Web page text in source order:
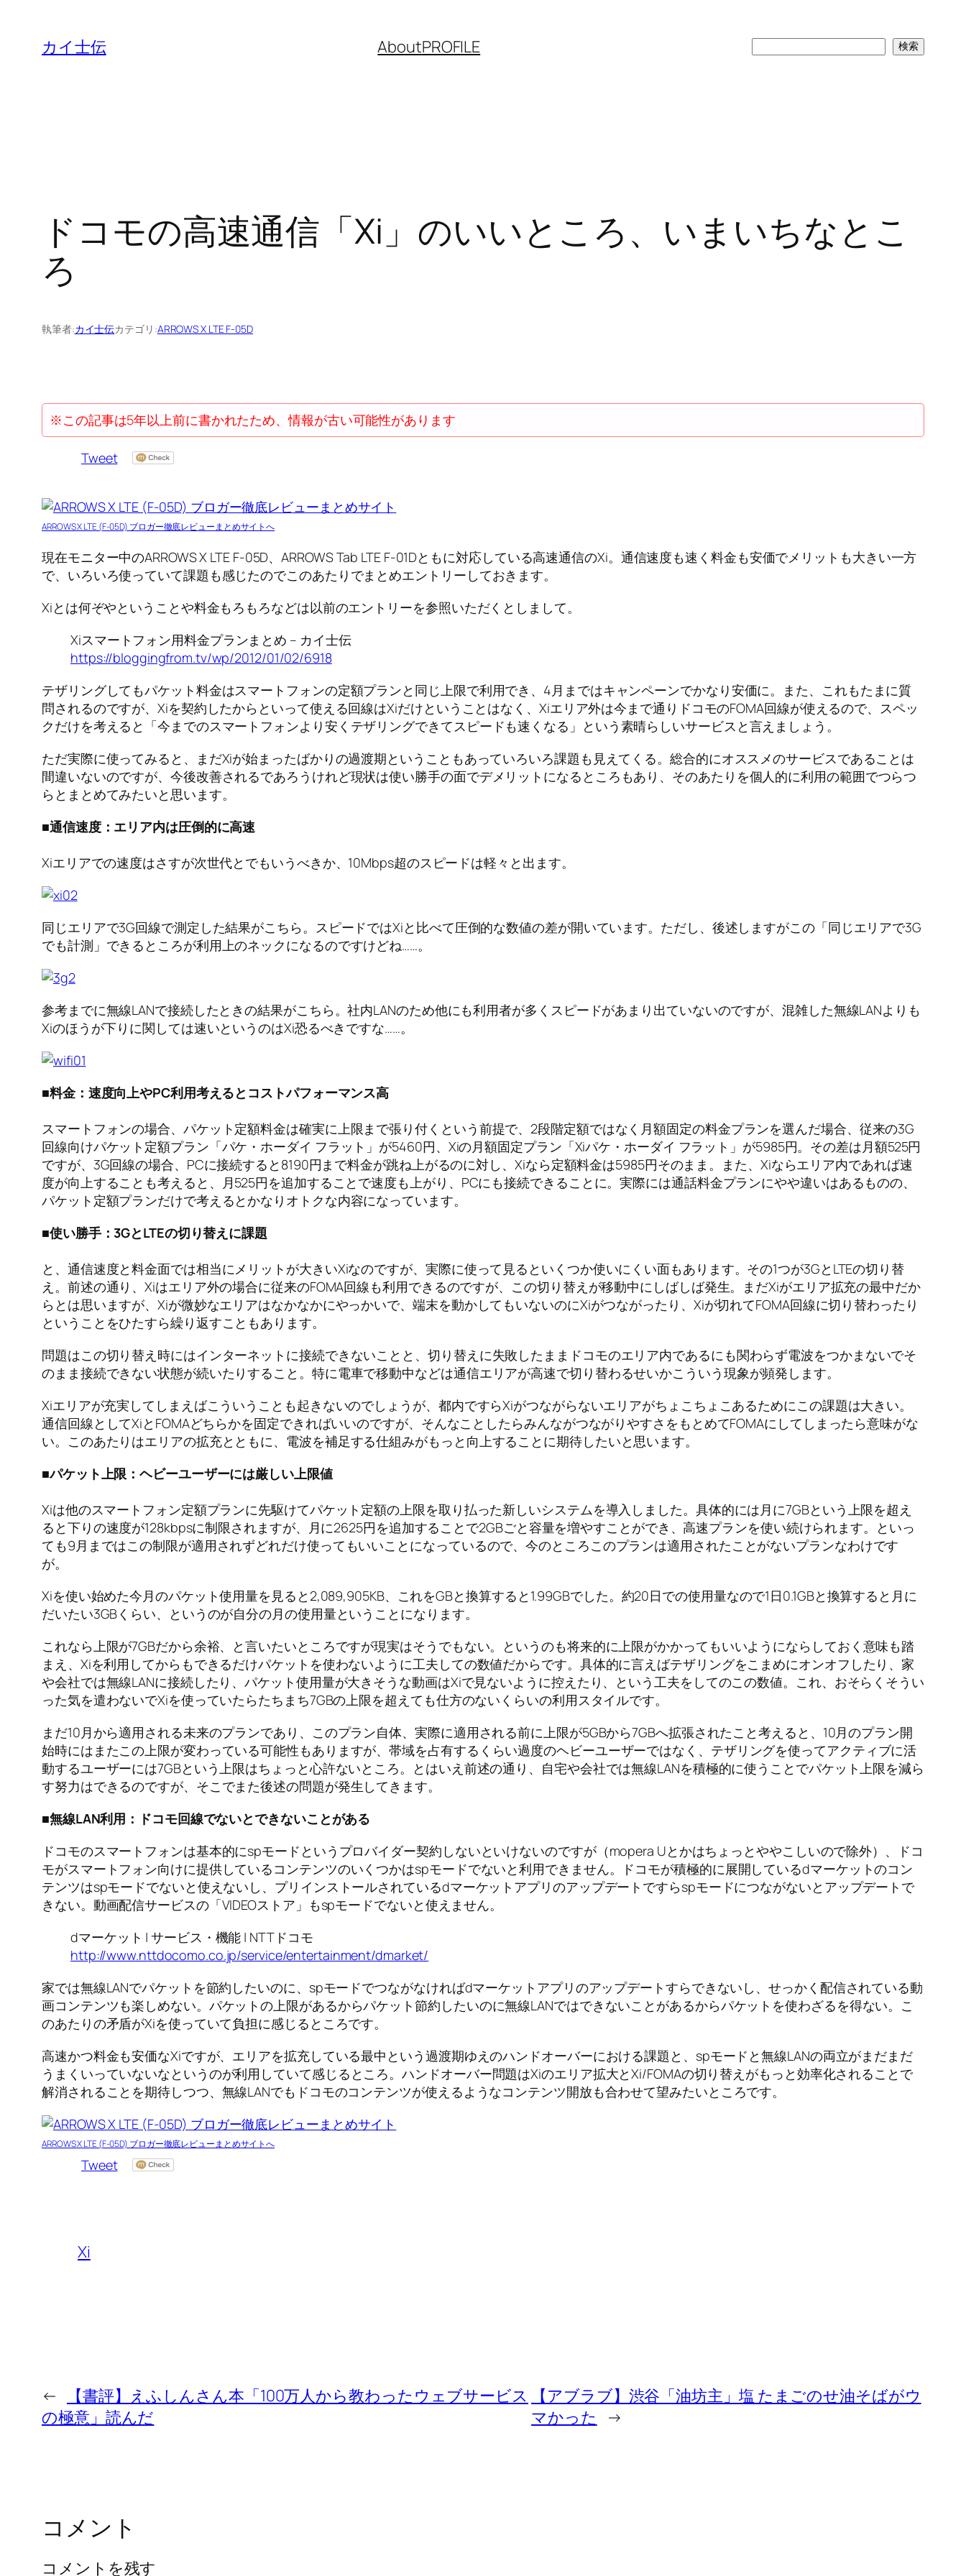
カイ士伝 AboutPROFILE 検索
ドコモの高速通信「Xi」のいいところ、いまいちなとこ
ろ
執筆者:カイ士伝カテゴリ:ARROWS X LTE F-05D
※この記事は5年以上前に書かれたため、情報が古い可能性があります
Tweet
ARROWS X LTE (F-05D) ブロガー徹底レビューまとめサイトへ
現在モニター中のARROWS X LTE F-05D、ARROWS Tab LTE F-01Dともに対応している高速通信のXi。通信速度も速く料金も安価でメリットも大きい一方
で、いろいろ使っていて課題も感じたのでこのあたりでまとめエントリーしておきます。
Xiとは何ぞやということや料金もろもろなどは以前のエントリーを参照いただくとしまして。
Xiスマートフォン用料金プランまとめ – カイ士伝
https://bloggingfrom.tv/wp/2012/01/02/6918
テザリングしてもパケット料金はスマートフォンの定額プランと同じ上限で利用でき、4月まではキャンペーンでかなり安価に。また、これもたまに質
問されるのですが、Xiを契約したからといって使える回線はXiだけということはなく、Xiエリア外は今まで通りドコモのFOMA回線が使えるので、スペッ
クだけを考えると「今までのスマートフォンより安くテザリングできてスピードも速くなる」という素晴らしいサービスと言えましょう。
ただ実際に使ってみると、まだXiが始まったばかりの過渡期ということもあっていろいろ課題も見えてくる。総合的にオススメのサービスであることは
間違いないのですが、今後改善されるであろうけれど現状は使い勝手の面でデメリットになるところもあり、そのあたりを個人的に利用の範囲でつらつ
らとまとめてみたいと思います。
■通信速度：エリア内は圧倒的に高速
Xiエリアでの速度はさすが次世代とでもいうべきか、10Mbps超のスピードは軽々と出ます。
同じエリアで3G回線で測定した結果がこちら。スピードではXiと比べて圧倒的な数値の差が開いています。ただし、後述しますがこの「同じエリアで3G
でも計測」できるところが利用上のネックになるのですけどね……。
参考までに無線LANで接続したときの結果がこちら。社内LANのため他にも利用者が多くスピードがあまり出ていないのですが、混雑した無線LANよりも
Xiのほうが下りに関しては速いというのはXi恐るべきですな……。
■料金：速度向上やPC利用考えるとコストパフォーマンス高
スマートフォンの場合、パケット定額料金は確実に上限まで張り付くという前提で、2段階定額ではなく月額固定の料金プランを選んだ場合、従来の3G
回線向けパケット定額プラン「パケ・ホーダイ フラット」が5460円、Xiの月額固定プラン「Xiパケ・ホーダイ フラット」が5985円。その差は月額525円
ですが、3G回線の場合、PCに接続すると8190円まで料金が跳ね上がるのに対し、Xiなら定額料金は5985円そのまま。また、Xiならエリア内であれば速
度が向上することも考えると、月525円を追加することで速度も上がり、PCにも接続できることに。実際には通話料金プランにやや違いはあるものの、
パケット定額プランだけで考えるとかなりオトクな内容になっています。
■使い勝手：3GとLTEの切り替えに課題
と、通信速度と料金面では相当にメリットが大きいXiなのですが、実際に使って見るといくつか使いにくい面もあります。その1つが3GとLTEの切り替
え。前述の通り、Xiはエリア外の場合に従来のFOMA回線も利用できるのですが、この切り替えが移動中にしばしば発生。まだXiがエリア拡充の最中だか
らとは思いますが、Xiが微妙なエリアはなかなかにやっかいで、端末を動かしてもいないのにXiがつながったり、Xiが切れてFOMA回線に切り替わったり
ということをひたすら繰り返すこともあります。
問題はこの切り替え時にはインターネットに接続できないことと、切り替えに失敗したままドコモのエリア内であるにも関わらず電波をつかまないでそ
のまま接続できない状態が続いたりすること。特に電車で移動中などは通信エリアが高速で切り替わるせいかこういう現象が頻発します。
Xiエリアが充実してしまえばこういうことも起きないのでしょうが、都内ですらXiがつながらないエリアがちょこちょこあるためにこの課題は大きい。
通信回線としてXiとFOMAどちらかを固定できればいいのですが、そんなことしたらみんながつながりやすさをもとめてFOMAにしてしまったら意味がな
い。このあたりはエリアの拡充とともに、電波を補足する仕組みがもっと向上することに期待したいと思います。
■パケット上限：ヘビーユーザーには厳しい上限値
Xiは他のスマートフォン定額プランに先駆けてパケット定額の上限を取り払った新しいシステムを導入しました。具体的には月に7GBという上限を超え
ると下りの速度が128kbpsに制限されますが、月に2625円を追加することで2GBごと容量を増やすことができ、高速プランを使い続けられます。といっ
ても9月まではこの制限が適用されずどれだけ使ってもいいことになっているので、今のところこのプランは適用されたことがないプランなわけです
が。
Xiを使い始めた今月のパケット使用量を見ると2,089,905KB、これをGBと換算すると1.99GBでした。約20日での使用量なので1日0.1GBと換算すると月に
だいたい3GBくらい、というのが自分の月の使用量ということになります。
これなら上限が7GBだから余裕、と言いたいところですが現実はそうでもない。というのも将来的に上限がかかってもいいようにならしておく意味も踏
まえ、Xiを利用してからもできるだけパケットを使わないように工夫しての数値だからです。具体的に言えばテザリングをこまめにオンオフしたり、家
や会社では無線LANに接続したり、パケット使用量が大きそうな動画はXiで見ないように控えたり、という工夫をしてのこの数値。これ、おそらくそうい
った気を遣わないでXiを使っていたらたちまち7GBの上限を超えても仕方のないくらいの利用スタイルです。
まだ10月から適用される未来のプランであり、このプラン自体、実際に適用される前に上限が5GBから7GBへ拡張されたこと考えると、10月のプラン開
始時にはまたこの上限が変わっている可能性もありますが、帯域を占有するくらい過度のヘビーユーザーではなく、テザリングを使ってアクティブに活
動するユーザーには7GBという上限はちょっと心許ないところ。とはいえ前述の通り、自宅や会社では無線LANを積極的に使うことでパケット上限を減ら
す努力はできるのですが、そこでまた後述の問題が発生してきます。
■無線LAN利用：ドコモ回線でないとできないことがある
ドコモのスマートフォンは基本的にspモードというプロバイダー契約しないといけないのですが（mopera Uとかはちょっとややこしいので除外）、ドコ
モがスマートフォン向けに提供しているコンテンツのいくつかはspモードでないと利用できません。ドコモが積極的に展開しているdマーケットのコン
テンツはspモードでないと使えないし、プリインストールされているdマーケットアプリのアップデートですらspモードにつながないとアップデートで
きない。動画配信サービスの「VIDEOストア」もspモードでないと使えません。
dマーケット | サービス・機能 | NTTドコモ
http://www.nttdocomo.co.jp/service/entertainment/dmarket/
家では無線LANでパケットを節約したいのに、spモードでつながなければdマーケットアプリのアップデートすらできないし、せっかく配信されている動
画コンテンツも楽しめない。パケットの上限があるからパケット節約したいのに無線LANではできないことがあるからパケットを使わざるを得ない。こ
のあたりの矛盾がXiを使っていて負担に感じるところです。
高速かつ料金も安価なXiですが、エリアを拡充している最中という過渡期ゆえのハンドオーバーにおける課題と、spモードと無線LANの両立がまだまだ
うまくいっていないなというのが利用していて感じるところ。ハンドオーバー問題はXiのエリア拡大とXi/FOMAの切り替えがもっと効率化されることで
解消されることを期待しつつ、無線LANでもドコモのコンテンツが使えるようなコンテンツ開放も合わせて望みたいところです。
ARROWS X LTE (F-05D) ブロガー徹底レビューまとめサイトへ
Tweet
Xi
←
【書評】えふしんさん本「100万人から教わったウェブサービス
の極意」読んだ
【アブラブ】渋谷「油坊主」塩 たまごのせ油そばがウ
マかった
→
コメント
コメントを残す